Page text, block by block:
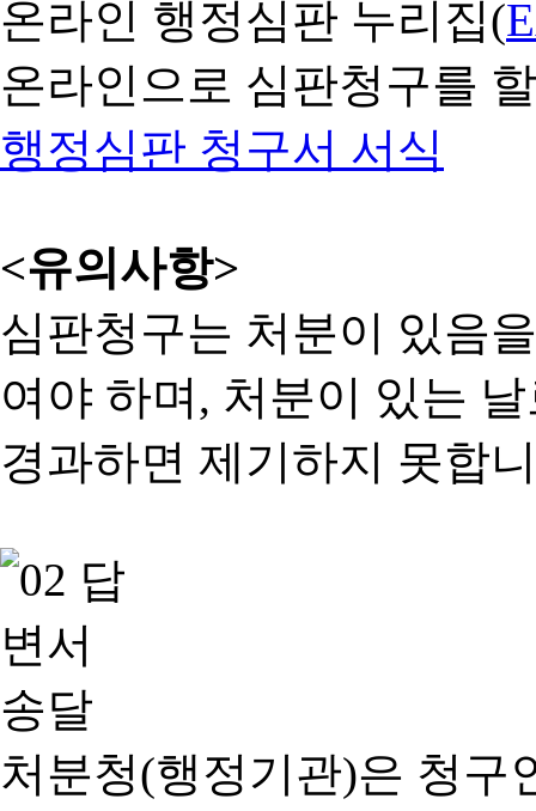
온라인 행정심판 누리집(
온라인으로 심판청구를
행정심판 청구서 서식
<유의사항>
심판청구는 처분이 있음
여야 하며, 처분이 있는
경과하면 제기하지 못합
처분청(행정기관)은 청구